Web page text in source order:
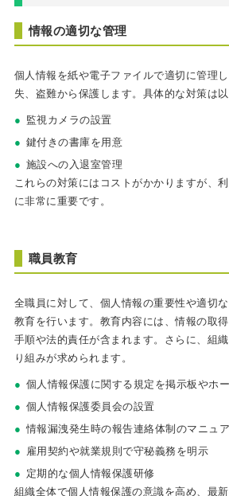
情報の適切な管理
個人情報を紙や電子ファイルで適切に管理
失、盗難から保護します。具体的な対策は以
監視カメラの設置
鍵付きの書庫を用意
施設への入退室管理
これらの対策にはコストがかかりますが、
に非常に重要です。
職員教育
全職員に対して、個人情報の重要性や適切
教育を行います。教育内容には、情報の取
手順や法的責任が含まれます。さらに、組
り組みが求められます。
個人情報保護に関する規定を掲示板やホ
個人情報保護委員会の設置
情報漏洩発生時の報告連絡体制のマニュ
雇用契約や就業規則で守秘義務を明示
定期的な個人情報保護研修
組織全体で個人情報保護の意識を高め、最